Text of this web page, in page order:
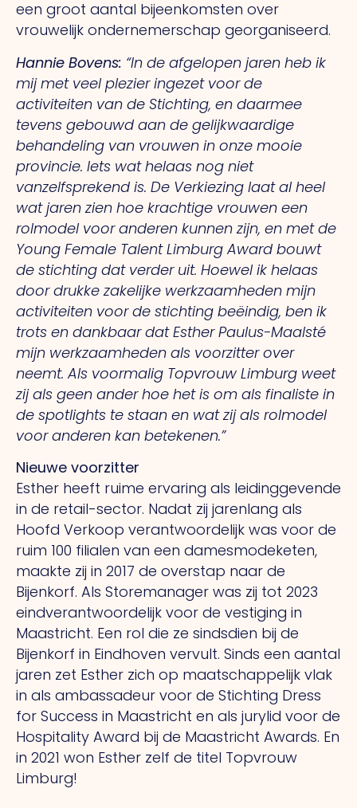
een groot aantal bijeenkomsten over
vrouwelijk ondernemerschap georganiseerd.
Hannie Bovens: “In de afgelopen jaren heb ik
mij met veel plezier ingezet voor de
activiteiten van de Stichting, en daarmee
tevens gebouwd aan de gelijkwaardige
behandeling van vrouwen in onze mooie
provincie. Iets wat helaas nog niet
vanzelfsprekend is. De Verkiezing laat al heel
wat jaren zien hoe krachtige vrouwen een
rolmodel voor anderen kunnen zijn, en met de
Young Female Talent Limburg Award bouwt
de stichting dat verder uit. Hoewel ik helaas
door drukke zakelijke werkzaamheden mijn
activiteiten voor de stichting beëindig, ben ik
trots en dankbaar dat Esther Paulus-Maalsté
mijn werkzaamheden als voorzitter over
neemt. Als voormalig Topvrouw Limburg weet
zij als geen ander hoe het is om als finaliste in
de spotlights te staan en wat zij als rolmodel
voor anderen kan betekenen.”
Nieuwe voorzitter
Esther heeft ruime ervaring als leidinggevende
in de retail-sector. Nadat zij jarenlang als
Hoofd Verkoop verantwoordelijk was voor de
ruim 100 filialen van een damesmodeketen,
maakte zij in 2017 de overstap naar de
Bijenkorf. Als Storemanager was zij tot 2023
eindverantwoordelijk voor de vestiging in
Maastricht. Een rol die ze sindsdien bij de
Bijenkorf in Eindhoven vervult. Sinds een aantal
jaren zet Esther zich op maatschappelijk vlak
in als ambassadeur voor de Stichting Dress
for Success in Maastricht en als jurylid voor de
Hospitality Award bij de Maastricht Awards. En
in 2021 won Esther zelf de titel Topvrouw
Limburg!